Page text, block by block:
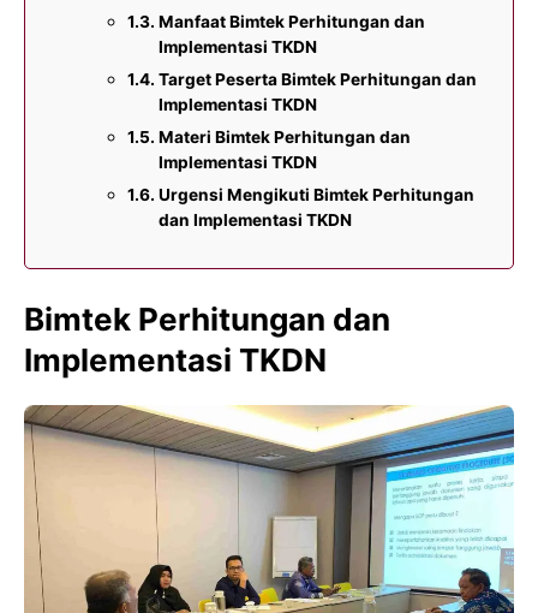
Manfaat Bimtek Perhitungan dan
Implementasi TKDN
Target Peserta Bimtek Perhitungan dan
Implementasi TKDN
Materi Bimtek Perhitungan dan
Implementasi TKDN
Urgensi Mengikuti Bimtek Perhitungan
dan Implementasi TKDN
Bimtek Perhitungan dan
Implementasi TKDN